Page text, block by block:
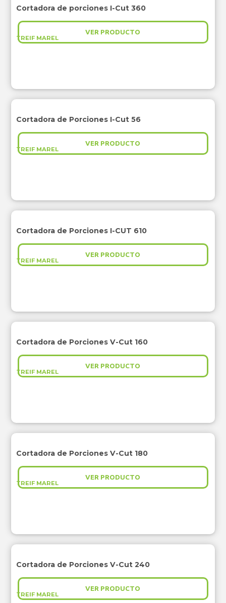
TREIF MAREL
Cortadora de porciones I-Cut 360
VER PRODUCTO
TREIF MAREL
Cortadora de Porciones I-Cut 56
VER PRODUCTO
TREIF MAREL
Cortadora de Porciones I-CUT 610
VER PRODUCTO
TREIF MAREL
Cortadora de Porciones V-Cut 160
VER PRODUCTO
TREIF MAREL
Cortadora de Porciones V-Cut 180
VER PRODUCTO
TREIF MAREL
Cortadora de Porciones V-Cut 240
VER PRODUCTO